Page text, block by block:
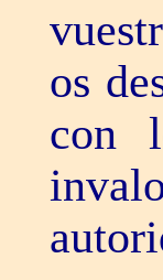
os
con